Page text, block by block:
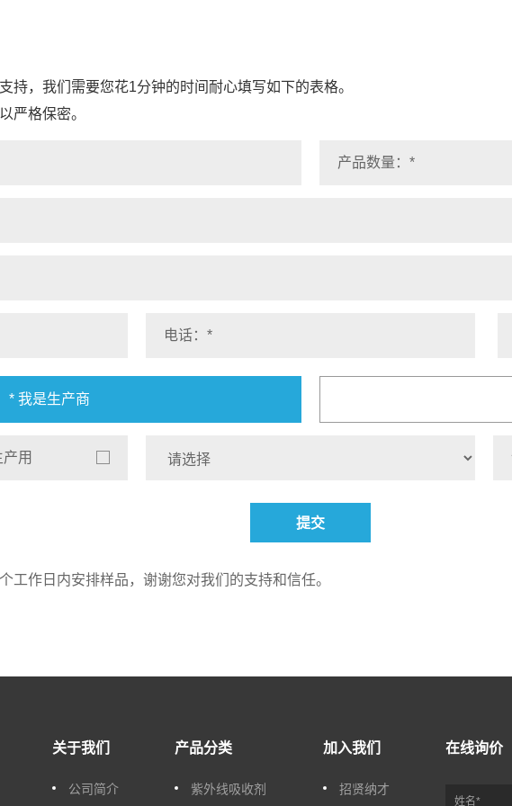
持，我们需要您花1分钟的时间耐心填写如下的表格。
严格保密。
* 我是生产商
产用
提交
工作日内安排样品，谢谢您对我们的支持和信任。
关于我们
公司简介
产品分类
紫外线吸收剂
加入我们
招贤纳才
在线询价